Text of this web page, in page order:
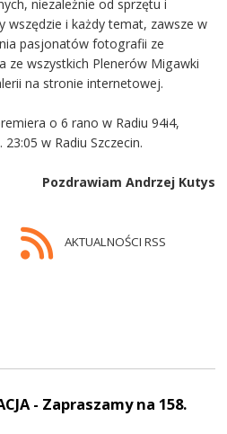
niezależnie od sprzętu i
i każdy temat, zawsze w
pasjonatów fotografii ze
ze wszystkich Plenerów Migawki
na stronie internetowej.
o 6 rano w Radiu 94i4,
w Radiu Szczecin.
Pozdrawiam Andrzej Kutys
AKTUALNOŚCI RSS
- Zapraszamy na 158.